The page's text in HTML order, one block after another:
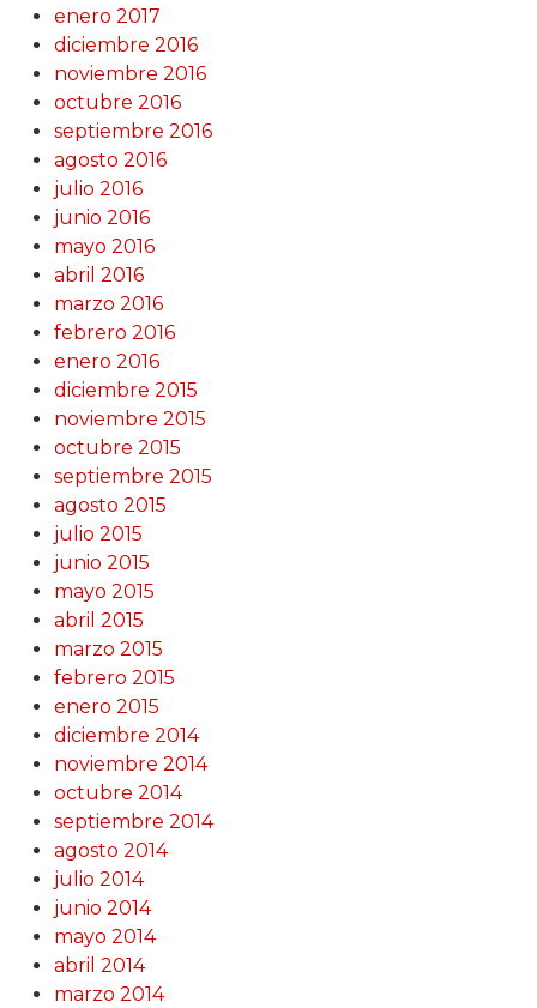
enero 2017
diciembre 2016
noviembre 2016
octubre 2016
septiembre 2016
agosto 2016
julio 2016
junio 2016
mayo 2016
abril 2016
marzo 2016
febrero 2016
enero 2016
diciembre 2015
noviembre 2015
octubre 2015
septiembre 2015
agosto 2015
julio 2015
junio 2015
mayo 2015
abril 2015
marzo 2015
febrero 2015
enero 2015
diciembre 2014
noviembre 2014
octubre 2014
septiembre 2014
agosto 2014
julio 2014
junio 2014
mayo 2014
abril 2014
marzo 2014